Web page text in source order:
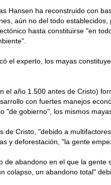
Hansen ha reconstruido con
aún no del todo
hasta constituirse "en
el experto, los mayas
el año 1.500 antes de Cristo)
con fuertes manejos
"de gobierno", los mismos
de Cristo, "debido a
y deforestación, "la gente
de abandono en el que la gente
colapso, un abandono total"